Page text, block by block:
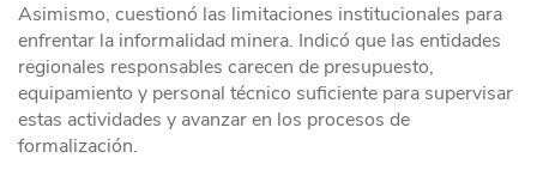
Asimismo, cuestionó las limitaciones institucionales para
enfrentar la informalidad minera. Indicó que las entidades
regionales responsables carecen de presupuesto,
equipamiento y personal técnico suficiente para supervisar
estas actividades y avanzar en los procesos de
formalización.